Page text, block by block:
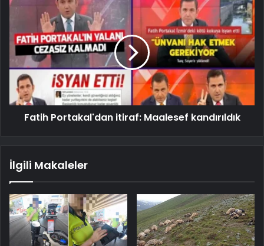
Fatih Portakal'dan itiraf: Maalesef kandırıldık
İlgili Makaleler